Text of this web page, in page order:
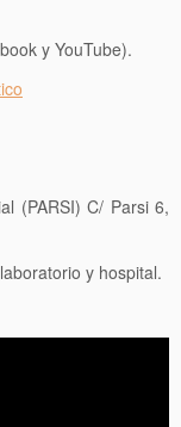
y YouTube).
(PARSI) C/ Parsi 6,
y hospital.